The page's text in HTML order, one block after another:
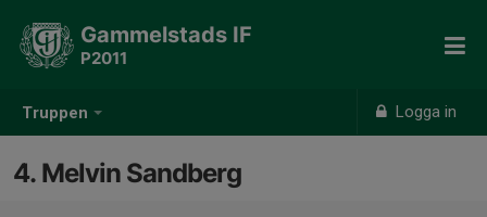
Truppen Logga in
Gammelstads IF
P2011
4. Melvin Sandberg